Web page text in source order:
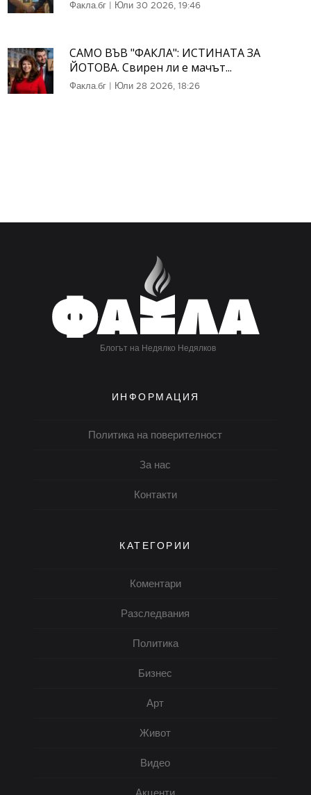
Факла.бг | Юли 30 2026, 19:46
САМО ВЪВ "ФАКЛА": ИСТИНАТА ЗА
ЙОТОВА. Свирен ли е мачът...
Факла.бг | Юли 28 2026, 18:26
Блогът на Недялко Недялков
ИНФОРМАЦИЯ
Политика на поверителност
За нас
Контакти
КАТЕГОРИИ
Коментари
Разследвания
Политика
Бизнес
Арт
Живот
Видео